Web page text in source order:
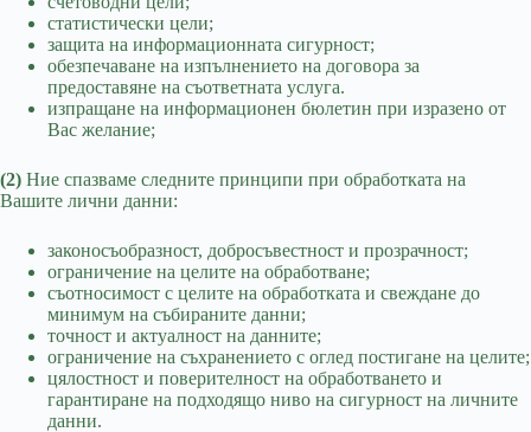
статистически цели;
защита на информационната сигурност;
обезпечаване на изпълнението на договора за
предоставяне на съответната услуга.
изпращане на информационен бюлетин при изразено от
Вас желание;
(2) Ние спазваме следните принципи при обработката на
Вашите лични данни:
законосъобразност, добросъвестност и прозрачност;
ограничение на целите на обработване;
съотносимост с целите на обработката и свеждане до
минимум на събираните данни;
точност и актуалност на данните;
ограничение на съхранението с оглед постигане на целите;
цялостност и поверителност на обработването и
гарантиране на подходящо ниво на сигурност на личните
данни.